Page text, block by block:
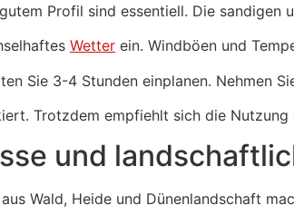
Profil sind essentiell. Die
Wetter ein. Windböen und
Sie 3-4 Stunden einplanen. Nehmen
Trotzdem empfiehlt sich die
und
Wald, Heide und Dünenlandschaft